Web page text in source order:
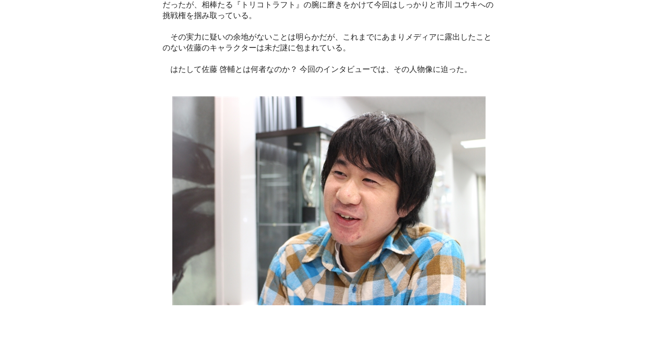
だったが、相棒たる『トリコトラフト』の腕に磨きをかけて今回はしっかりと市川 ユウキへの
挑戦権を掴み取っている。
その実力に疑いの余地がないことは明らかだが、これまでにあまりメディアに露出したこと
のない佐藤のキャラクターは未だ謎に包まれている。
はたして佐藤 啓輔とは何者なのか？ 今回のインタビューでは、その人物像に迫った。